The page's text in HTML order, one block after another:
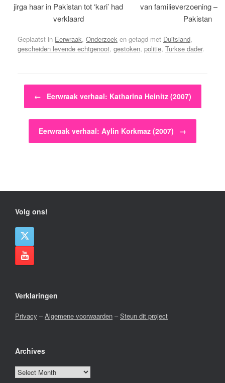
jirga haar in Pakistan tot ‘kari’ had
verklaard
van familieverzoening –
Pakistan
Geplaatst in Eerwraak, Onderzoek en getagd met Duitsland,
gescheiden levende echtgenoot, gestoken, politie, Turkse dader.
Bericht navigatie
← Eerwraak verhaal: Katharina Heinitz (2007)
Eerwraak verhaal: Aylin Korkmaz (2007) →
Volg ons!
Verklaringen
Privacy –Algemene voorwaarden –Steun dit project
Archives
Archives